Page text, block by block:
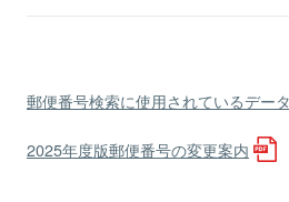
郵便番号検索に使用されているデー
2025年度版郵便番号の変更案内